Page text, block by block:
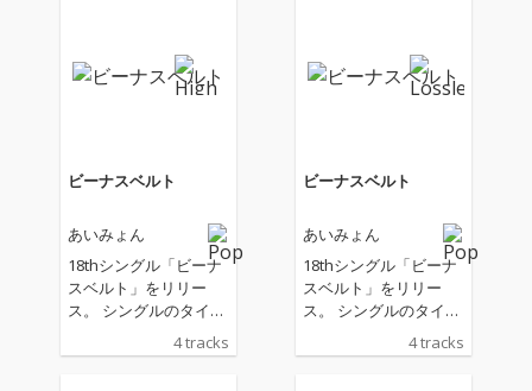
ビーナスベルト
あいみょん
18thシングル「ビーナ
スベルト」をリリー
ス。 シングルのタイト
ルとなった「ビーナス
ベルト」は日の出前や
4 tracks
ビーナスベルト
あいみょん
18thシングル「ビーナ
スベルト」をリリー
ス。 シングルのタイト
ルとなった「ビーナス
ベルト」は日の出前や
4 tracks